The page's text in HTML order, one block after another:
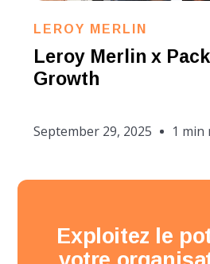
LEROY MERLIN
Leroy Merlin x
Growth
September 29, 2025 1 min
Exploitez le